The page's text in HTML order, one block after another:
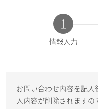
1
現
情報入力
お問い合わせ内容を記
入内容が削除されますの